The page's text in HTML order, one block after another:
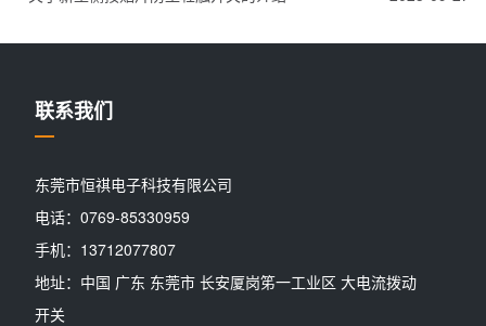
联系我们
东莞市恒祺电子科技有限公司
电话：0769-85330959
手机：13712077807
地址：中国 广东 东莞市 长安厦岗笫一工业区 大电流拨动
开关